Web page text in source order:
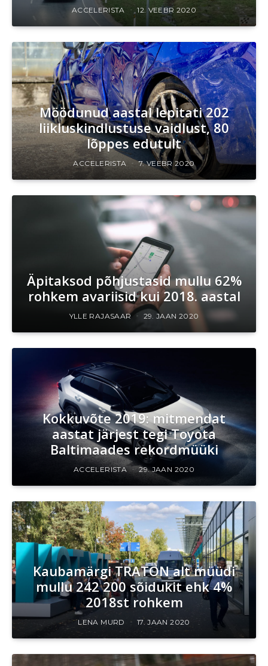
ACCELERISTA 12. VEEBR 2020
Möödunud aastal lepitati 202
liikluskindlustuse vaidlust, 80
lõppes edutult
ACCELERISTA 7. VEEBR 2020
Äpitaksod põhjustasid mullu 62%
rohkem avariisid kui 2018. aastal
YLLE RAJASAAR 29. JAAN 2020
Kokkuvõte 2019: mitmendat
aastat järjest tegi Toyota
Baltimaades rekordmüüki
ACCELERISTA 29. JAAN 2020
Kaubamärgi TRATON alt müüdi
mullu 242 200 sõidukit ehk 4%
2018st rohkem
LENA MURD 17. JAAN 2020